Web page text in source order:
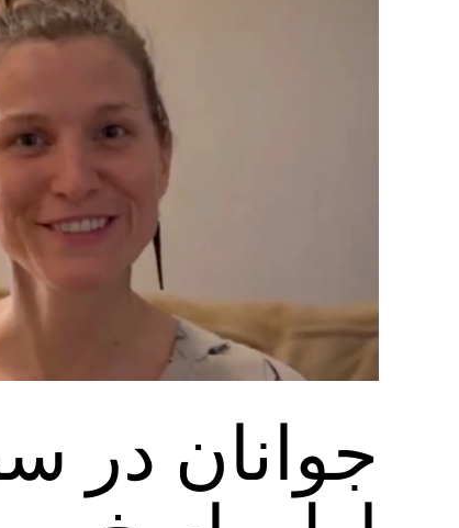
جوانان در